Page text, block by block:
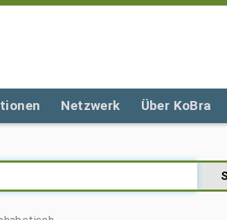
Netzwerk Über KoBra